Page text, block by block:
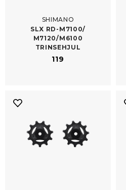
SHIMANO
SLX RD-​M7100/​
M7120/M6100
TRINSEHJUL
119